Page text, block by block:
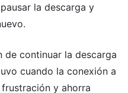
la descarga y
de continuar la descarga
cuando la conexión a
y ahorra